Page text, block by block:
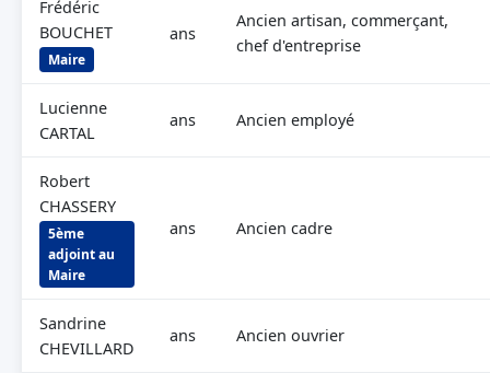
Frédéric
BOUCHET
Maire
ans
Ancien artisan, commerçant,
chef d'entreprise
Lucienne
CARTAL
ans Ancien employé
Robert
CHASSERY
5ème
adjoint au
Maire
ans Ancien cadre
Sandrine
CHEVILLARD
ans Ancien ouvrier